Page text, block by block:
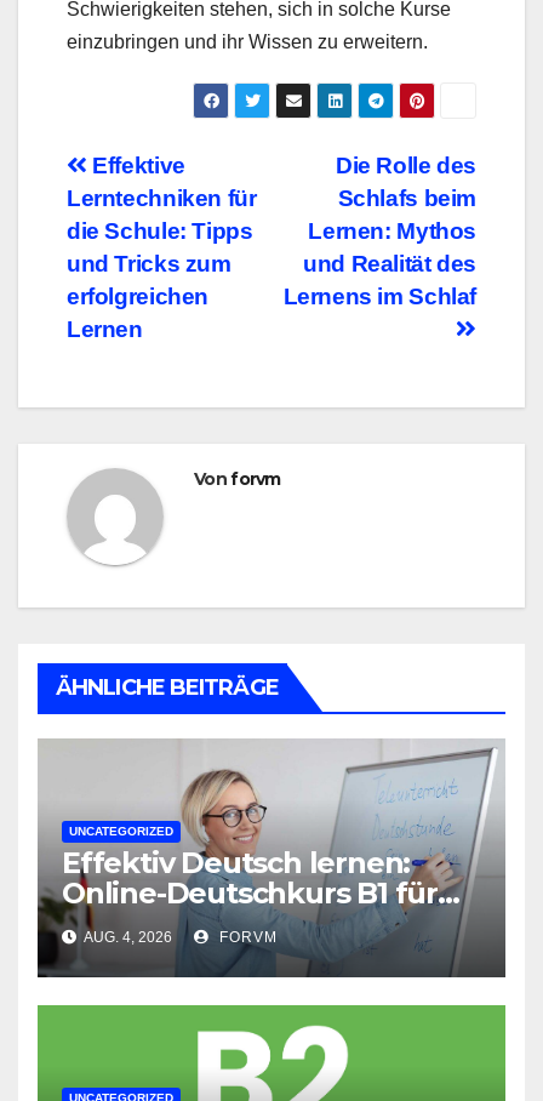
Schwierigkeiten stehen, sich in solche Kurse
einzubringen und ihr Wissen zu erweitern.
Beitragsnavigation
Die Rolle des
Schlafs beim
Lernen: Mythos
und Realität des
Lernens im Schlaf
Effektive
Lerntechniken für
die Schule: Tipps
und Tricks zum
erfolgreichen
Lernen
Vonforvm
ÄHNLICHE BEITRÄGE
UNCATEGORIZED
Effektiv Deutsch lernen:
Online-Deutschkurs B1 für
flexible Lernerfolge
AUG. 4, 2026 FORVM